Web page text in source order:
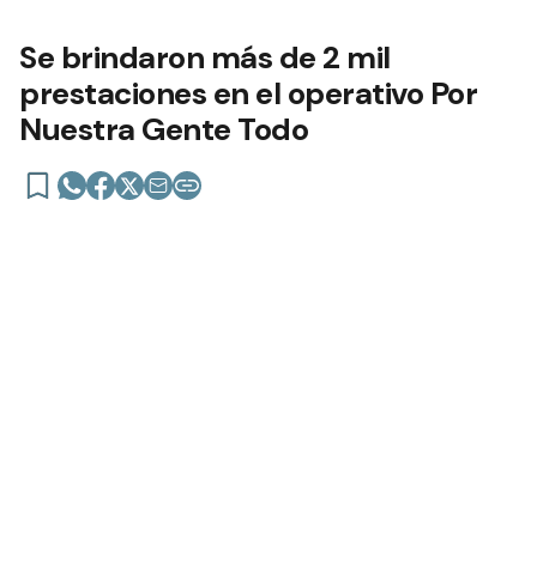
Se brindaron más de 2 mil
prestaciones en el operativo Por
Nuestra Gente Todo